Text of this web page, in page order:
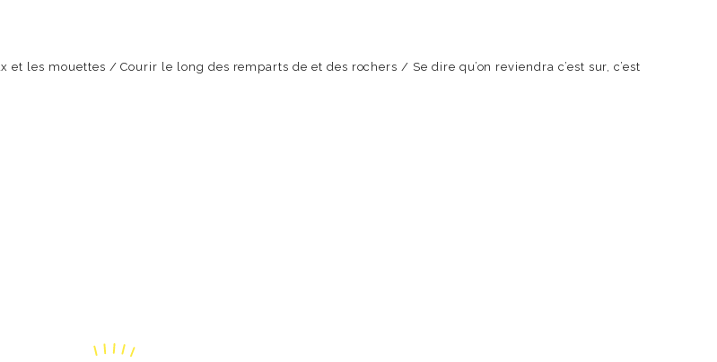
les mouettes / Courir le long des remparts de et des rochers / Se dire qu’on reviendra c’est sur, c’est